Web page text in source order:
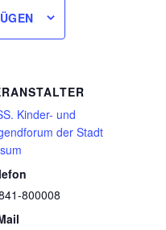
Kinder- und
der Stadt
800008